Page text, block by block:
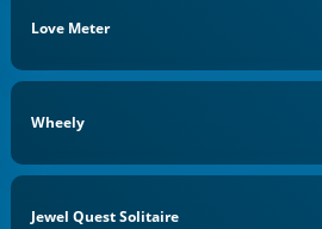
Love Meter
Wheely
Jewel Quest Solitaire